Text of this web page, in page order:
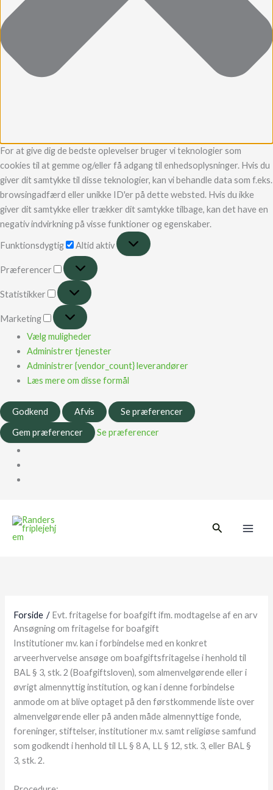
For at give dig de bedste oplevelser bruger vi teknologier som
cookies til at gemme og/eller få adgang til enhedsoplysninger. Hvis du
giver dit samtykke til disse teknologier, kan vi behandle data som f.eks.
browsingadfærd eller unikke ID'er på dette websted. Hvis du ikke
giver dit samtykke eller trækker dit samtykke tilbage, kan det have en
negativ indvirkning på visse funktioner og egenskaber.
Funktionsdygtig Altid aktiv
Præferencer
Statistikker
Marketing
Vælg muligheder
Administrer tjenester
Administrer {vendor_count} leverandører
Læs mere om disse formål
Godkend Afvis
Se præferencer
Gem præferencer
Se præferencer
Søg
Forside
Evt. fritagelse for boafgift ifm. modtagelse af en arv
Ansøgning om fritagelse for boafgift
Institutioner mv. kan i forbindelse med en konkret
arveerhvervelse ansøge om boafgiftsfritagelse i henhold til
BAL § 3, stk. 2 (Boafgiftsloven), som almenvelgørende eller i
øvrigt almennyttig institution, og kan i denne forbindelse
anmode om at blive optaget på den førstkommende liste over
almenvelgørende eller på anden måde almennyttige fonde,
foreninger, stiftelser, institutioner m.v. samt religiøse samfund
som godkendt i henhold til LL § 8 A, LL § 12, stk. 3, eller BAL §
3, stk. 2.